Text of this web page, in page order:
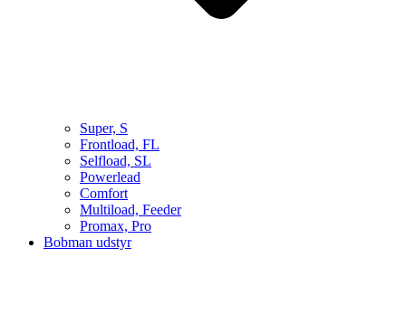
Super, S
Frontload, FL
Selfload, SL
Powerlead
Comfort
Multiload, Feeder
Promax, Pro
Bobman udstyr